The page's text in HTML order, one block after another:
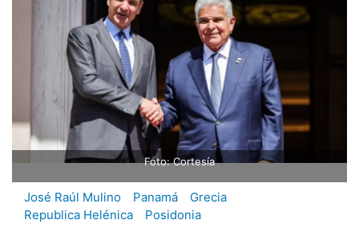
Foto: Cortesía
José Raúl Mulino Panamá
Grecia
Republica Helénica
Posidonia